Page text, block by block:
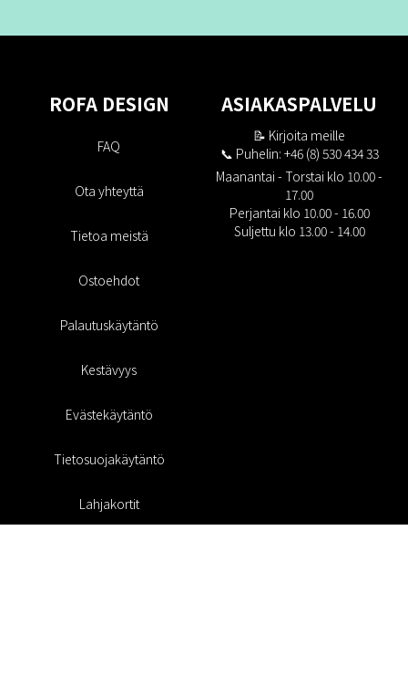
ROFA DESIGN
FAQ
Ota yhteyttä
Tietoa meistä
Ostoehdot
Palautuskäytäntö
Kestävyys
Evästekäytäntö
Tietosuojakäytäntö
Lahjakortit
ASIAKASPALVELU
📝 Kirjoita meille
📞 Puhelin: +46 (8) 530 434 33
Maanantai - Torstai klo 10.00 -
17.00
Perjantai klo 10.00 - 16.00
Suljettu klo 13.00 - 14.00